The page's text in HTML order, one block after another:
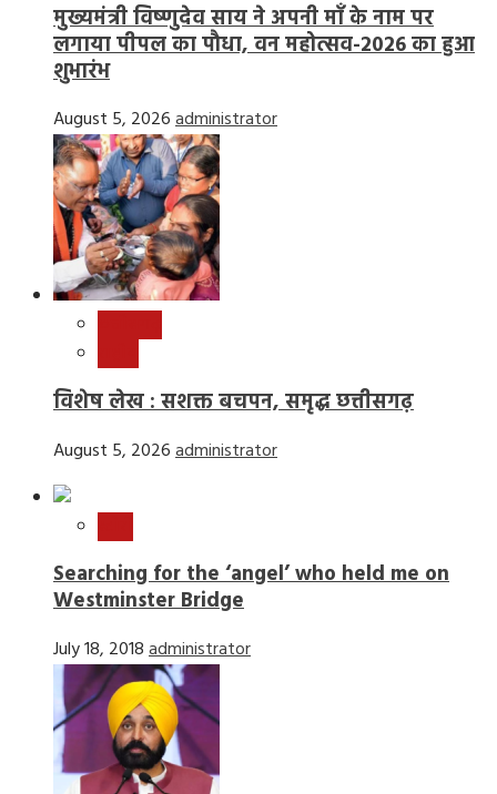
मुख्यमंत्री विष्णुदेव साय ने अपनी माँ के नाम पर
लगाया पीपल का पौधा, वन महोत्सव-2026 का हुआ
शुभारंभ
August 5, 2026administrator
विशेष लेख : सशक्त बचपन, समृद्ध छत्तीसगढ़
August 5, 2026administrator
Searching for the ‘angel’ who held me on
Westminster Bridge
July 18, 2018administrator